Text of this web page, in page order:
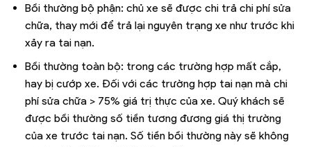
Bồi thường bộ phận: chủ xe sẽ được chi trả chi phí sửa
chữa, thay mới để trả lại nguyên trạng xe như trước khi
xảy ra tai nạn.
Bồi thường toàn bộ: trong các trường hợp mất cắp,
hay bị cướp xe. Đối với các trường hợp tai nạn mà chi
phí sửa chữa > 75% giá trị thực của xe. Quý khách sẽ
được bồi thường số tiền tương đương giá thị trường
của xe trước tai nạn. Số tiền bồi thường này sẽ không